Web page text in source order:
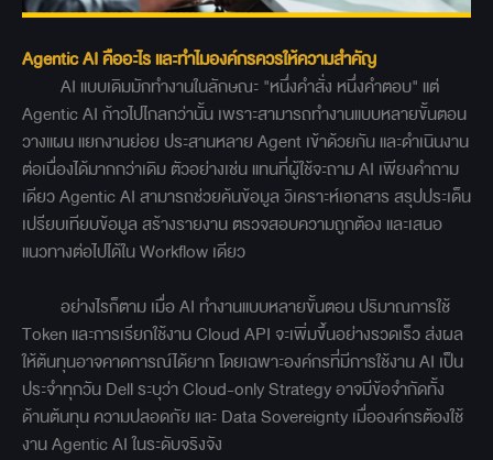
Agentic AI คืออะไร และทำไมองค์กรควรให้ความสำคัญ
AI แบบเดิมมักทำงานในลักษณะ "หนึ่งคำสั่ง หนึ่งคำตอบ" แต่
Agentic AI ก้าวไปไกลกว่านั้น เพราะสามารถทำงานแบบหลายขั้นตอน
วางแผน แยกงานย่อย ประสานหลาย Agent เข้าด้วยกัน และดำเนินงาน
ต่อเนื่องได้มากกว่าเดิม ตัวอย่างเช่น แทนที่ผู้ใช้จะถาม AI เพียงคำถาม
เดียว Agentic AI สามารถช่วยค้นข้อมูล วิเคราะห์เอกสาร สรุปประเด็น
เปรียบเทียบข้อมูล สร้างรายงาน ตรวจสอบความถูกต้อง และเสนอ
แนวทางต่อไปได้ใน Workflow เดียว
อย่างไรก็ตาม เมื่อ AI ทำงานแบบหลายขั้นตอน ปริมาณการใช้
Token และการเรียกใช้งาน Cloud API จะเพิ่มขึ้นอย่างรวดเร็ว ส่งผล
ให้ต้นทุนอาจคาดการณ์ได้ยาก โดยเฉพาะองค์กรที่มีการใช้งาน AI เป็น
ประจำทุกวัน Dell ระบุว่า Cloud-only Strategy อาจมีข้อจำกัดทั้ง
ด้านต้นทุน ความปลอดภัย และ Data Sovereignty เมื่อองค์กรต้องใช้
งาน Agentic AI ในระดับจริงจัง